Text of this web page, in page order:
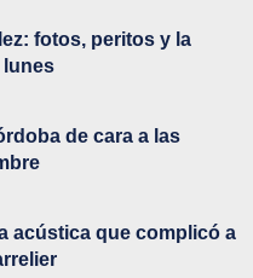
fotos, peritos y la
lunes
de cara a las
acústica que complicó a